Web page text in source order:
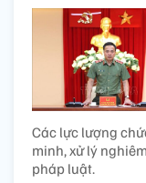
Các lực lượng
minh, xử lý
pháp luật.